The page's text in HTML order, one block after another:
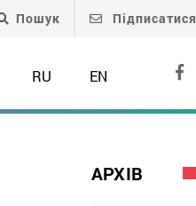
Пошук Підписатися
RU EN
АРХІВ